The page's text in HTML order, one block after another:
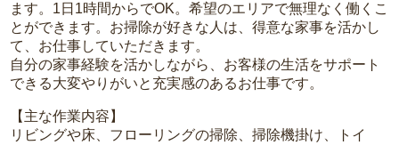
ます。1日1時間からでOK。希望のエリアで無理なく働くこ
とができます。お掃除が好きな人は、得意な家事を活かし
て、お仕事していただきます。
自分の家事経験を活かしながら、お客様の生活をサポート
できる大変やりがいと充実感のあるお仕事です。
【主な作業内容】
リビングや床、フローリングの掃除、掃除機掛け、トイ